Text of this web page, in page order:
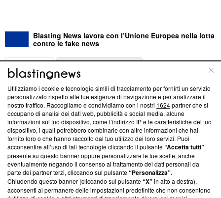
Blasting News lavora con l’Unione Europea nella lotta
contro le fake news
ABOUT
Questa sezione offre informazioni trasparenti su Blasting
News, sui nostri processi editoriali e su come ci impegniamo a
creare news di qualità. Inoltre, afferma la nostra aderenza a
‘Trust Project - News with Integrity’Blasting News non è
ancora membro del programma, ma ha richiesto di farne
parte; Trust Project non ha ancora effettuato una verifica di
conformità agli standard.
Su di noi
Team editoriale
Utilizziamo i cookie e tecnologie simili di tracciamento per fornirti un servizio
personalizzato rispetto alle tue esigenze di navigazione e per analizzare il
nostro traffico. Raccogliamo e condividiamo con i nostri 1624partner che si
occupano di analisi dei dati web, pubblicità e social media, alcune
informazioni sul tuo dispositivo, come l’indirizzo IP e le caratteristiche del tuo
dispositivo, i quali potrebbero combinarle con altre informazioni che hai
fornito loro o che hanno raccolto dal tuo utilizzo dei loro servizi. Puoi
acconsentire all’uso di tali tecnologie cliccando il pulsante“Accetta tutti”
presente su questo banner oppure personalizzare le tue scelte, anche
eventualmente negando il consenso al trattamento dei dati personali da
parte dei partner terzi, cliccando sul pulsante“Personalizza”.
Chiudendo questo banner (cliccando sul pulsante“X”in alto a destra),
acconsenti al permanere delle impostazioni predefinite che non consentono